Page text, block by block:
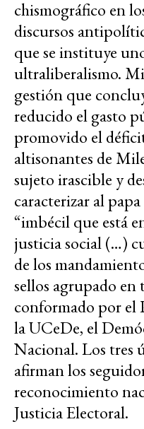
chismográfico en
discursos
que se instituye
ultraliberalismo.
gestión que
reducido el gasto
promovido el
altisonantes de
sujeto irascible y
caracterizar al
“imbécil que está
justicia social (…)
de los
sellos agrupado en
conformado por
la UCeDe, el
Nacional. Los tres
afirman los
reconocimiento
Justicia Electoral.